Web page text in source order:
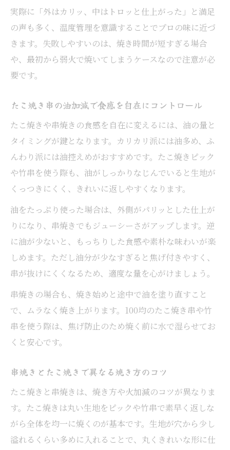
実際に「外はカリッ、中はトロッと仕上がった」と満足
の声も多く、温度管理を意識することでプロの味に近づ
きます。失敗しやすいのは、焼き時間が短すぎる場合
や、最初から弱火で焼いてしまうケースなので注意が必
要です。
たこ焼き串の油加減で食感を自在にコントロール
たこ焼きや串焼きの食感を自在に変えるには、油の量と
タイミングが鍵となります。カリカリ派には油多め、ふ
んわり派には油控えめがおすすめです。たこ焼きピック
や竹串を使う際も、油がしっかりなじんでいると生地が
くっつきにくく、きれいに返しやすくなります。
油をたっぷり使った場合は、外側がパリッとした仕上が
りになり、串焼きでもジューシーさがアップします。逆
に油が少ないと、もっちりした食感や素朴な味わいが楽
しめます。ただし油分が少なすぎると焦げ付きやすく、
串が抜けにくくなるため、適度な量を心がけましょう。
串焼きの場合も、焼き始めと途中で油を塗り直すこと
で、ムラなく焼き上がります。100均のたこ焼き串や竹
串を使う際は、焦げ防止のため焼く前に水で湿らせてお
くと安心です。
串焼きとたこ焼きで異なる焼き方のコツ
たこ焼きと串焼きは、焼き方や火加減のコツが異なりま
す。たこ焼きは丸い生地をピックや竹串で素早く返しな
がら全体を均一に焼くのが基本です。生地が穴から少し
溢れるくらい多めに入れることで、丸くきれいな形に仕